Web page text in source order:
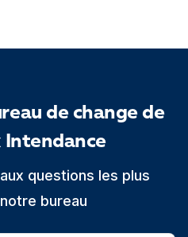
de change de
Intendance
questions les plus
bureau